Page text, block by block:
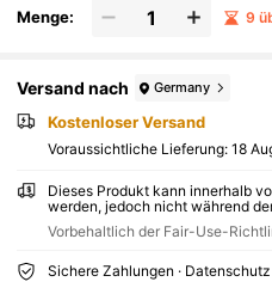
Menge: 9
Versand nach Germany
Kostenloser Versand
Voraussichtliche Lieferung: 18
Dieses Produkt kann innerhalb
werden, jedoch nicht während
Vorbehaltlich der Fair-Use-
Sichere Zahlungen · Datenschutz